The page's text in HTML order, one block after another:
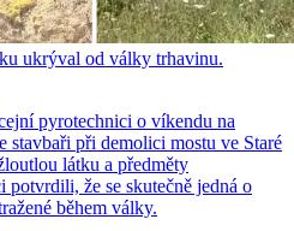
ukrýval od války trhavinu.
pyrotechnici o víkendu na
stavbaři při demolici mostu ve Staré
látku a předměty
že se skutečně jedná o
během války.